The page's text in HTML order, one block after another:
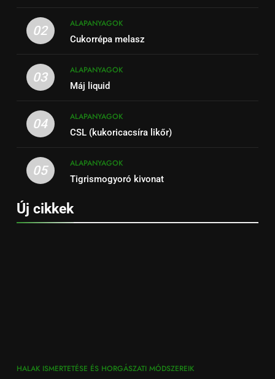
02
ALAPANYAGOK
Cukorrépa melasz
03
ALAPANYAGOK
Máj liquid
04
ALAPANYAGOK
CSL (kukoricacsíra likőr)
05
ALAPANYAGOK
Tigrismogyoró kivonat
Új cikkek
HALAK ISMERTETÉSE ÉS HORGÁSZATI MÓDSZEREIK